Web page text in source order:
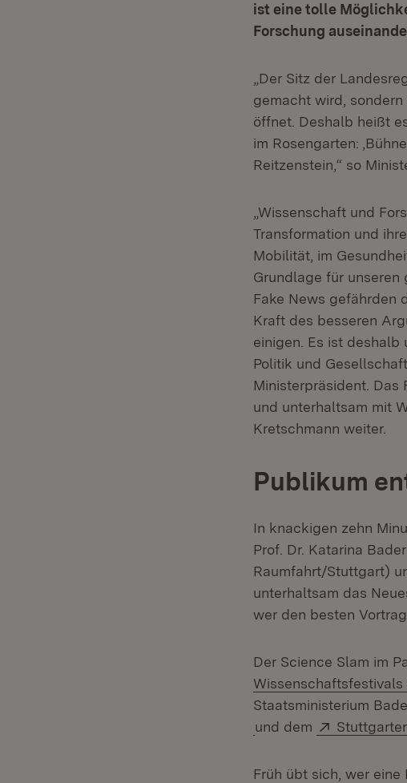
ist eine tolle
Forschung
„Der Sitz der
gemacht wird,
öffnet. Deshalb heißt
im Rosengarten:
Reitzenstein,“ so
„Wissenschaft und
Transformation und
Mobilität, im
Grundlage für unseren
Fake News gefährden
Kraft des besseren
einigen. Es ist deshalb
Politik und
Ministerpräsident. Das
und unterhaltsam mit
Kretschmann weiter.
Publikum
In knackigen zehn
Prof. Dr. Katarina
Raumfahrt/Stuttgart)
unterhaltsam das
wer den besten
Der Science Slam im
Wissenschaftsfestivals
Staatsministerium
(Öffnet in neuem
und dem Extern:
Früh übt sich, wer